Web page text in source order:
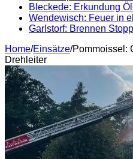
Bleckede: Erkundung
Wendewisch: Feuer in
Garlstorf: Brennen
Home/Einsätze/Pommoissel:
Drehleiter